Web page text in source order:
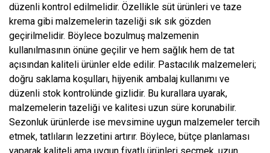
düzenli kontrol edilmelidir. Özellikle süt ürünleri ve taze
krema gibi malzemelerin tazeliği sık sık gözden
geçirilmelidir. Böylece bozulmuş malzemenin
kullanılmasının önüne geçilir ve hem sağlık hem de tat
açısından kaliteli ürünler elde edilir. Pastacılık malzemeleri;
doğru saklama koşulları, hijyenik ambalaj kullanımı ve
düzenli stok kontrolünde gizlidir. Bu kurallara uyarak,
malzemelerin tazeliği ve kalitesi uzun süre korunabilir.
Sezonluk ürünlerde ise mevsimine uygun malzemeler tercih
etmek, tatlıların lezzetini artırır. Böylece, bütçe planlaması